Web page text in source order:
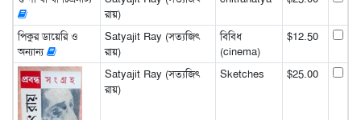
রায়)
পিকুর ডায়েরি ও
অন্যান্য
Satyajit Ray (সত্যজিৎ
রায়)
বিবিধ
(cinema)
$12.50
Satyajit Ray (সত্যজিৎ
রায়)
Sketches $25.00